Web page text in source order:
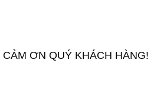
ƠN QUÝ KHÁCH HÀNG!